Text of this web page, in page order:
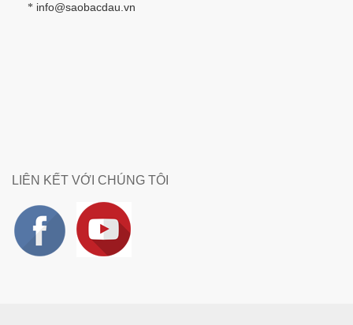
* info@saobacdau.vn
LIÊN KẾT VỚI CHÚNG TÔI